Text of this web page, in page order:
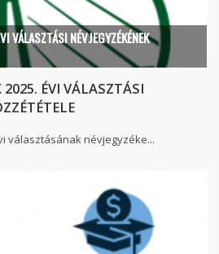
VÁLASZTÁSI NÉVJEGYZÉKÉNEK
ÉVI VÁLASZTÁSI
választásának névjegyzéke...